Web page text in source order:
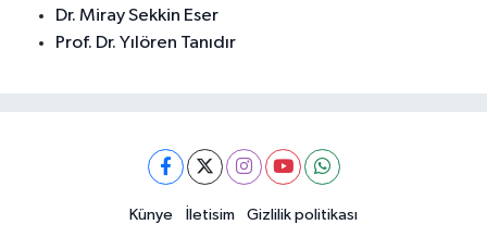
Dr. Miray Sekkin Eser
Prof. Dr. Yılören Tanıdır
Künye İletisim Gizlilik politikası